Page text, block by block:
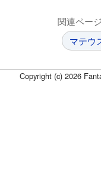
関連ページ
マテウ
Copyright (c) 2026